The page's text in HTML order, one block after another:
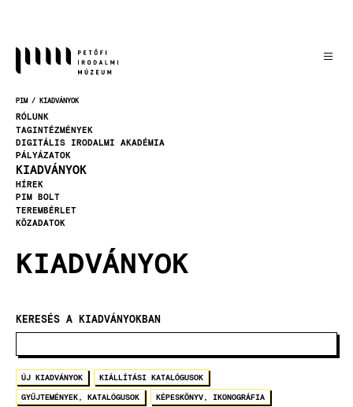
MORZSA
PIM KIADVÁNYOK
RÓLUNK
TAGINTÉZMÉNYEK
DIGITÁLIS IRODALMI AKADÉMIA
PÁLYÁZATOK
KIADVÁNYOK
HÍREK
PIM BOLT
TEREMBÉRLET
KÖZADATOK
KIADVÁNYOK
KERESÉS A KIADVÁNYOKBAN
ÚJ KIADVÁNYOK KIÁLLÍTÁSI KATALÓGUSOK
GYŰJTEMÉNYEK, KATALÓGUSOK KÉPESKÖNYV, IKONOGRÁFIA